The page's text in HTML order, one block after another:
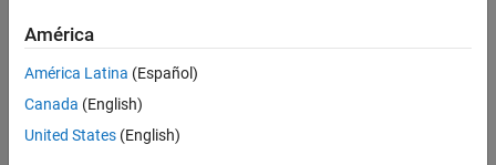
América
América Latina (Español)
Canada (English)
United States (English)